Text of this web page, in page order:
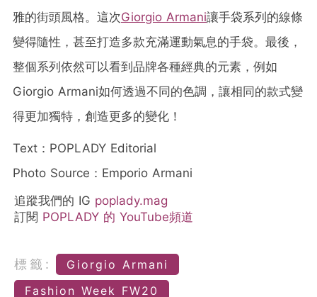
雅的街頭風格。這次Giorgio Armani讓手袋系列的線條
變得隨性，甚至打造多款充滿運動氣息的手袋。最後，
整個系列依然可以看到品牌各種經典的元素，例如
Giorgio Armani如何透過不同的色調，讓相同的款式變
得更加獨特，創造更多的變化！
Text：POPLADY Editorial
Photo Source：Emporio Armani
追蹤我們的 IG poplady.mag
訂閱 POPLADY 的 YouTube頻道
標籤:
Giorgio Armani
Fashion Week FW20